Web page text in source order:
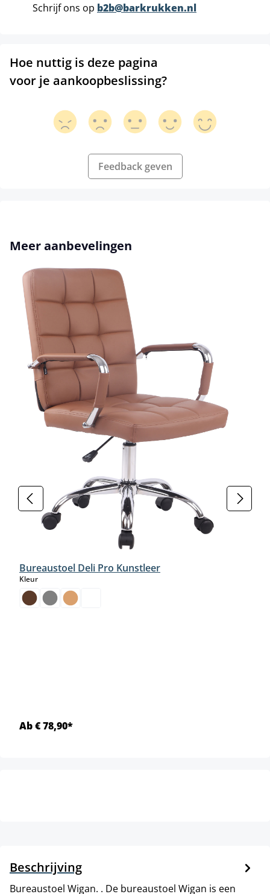
Schrijf ons op b2b@barkrukken.nl
Hoe nuttig is deze pagina
voor je aankoopbeslissing?
Feedback geven
Productgalerij overslaan
Meer aanbevelingen
Bureaustoel Deli Pro Kunstleer
Kleurselect
Ab € 78,90*
Beschrijving
Bureaustoel Wigan. . De bureaustoel Wigan is een